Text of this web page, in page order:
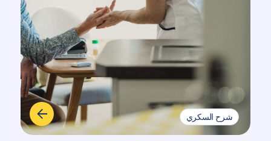
شرح السكري